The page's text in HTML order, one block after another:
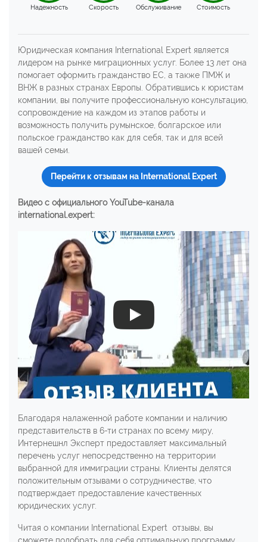
Надежность Скорость Обслуживание Стоимость
Юридическая компания International Expert является
лидером на рынке миграционных услуг. Более 13 лет она
помогает оформить гражданство ЕС, а также ПМЖ и
ВНЖ в разных странах Европы. Обратившись к юристам
компании, вы получите профессиональную консультацию,
сопровождение на каждом из этапов работы и
возможность получить румынское, болгарское или
польское гражданство как для себя, так и для всей
вашей семьи.
Перейти к отзывам на International Expert
Видео с официального YouTube-канала
international.expert:
Благодаря налаженной работе компании и наличию
представительств в 6-ти странах по всему миру,
Интернешнл Эксперт предоставляет максимальный
перечень услуг непосредственно на территории
выбранной для иммиграции страны. Клиенты делятся
положительным отзывами о сотрудничестве, что
подтверждает предоставление качественных
юридических услуг.
Читая о компании International Expert отзывы, вы
сможете подобрать для себя оптимальную программу